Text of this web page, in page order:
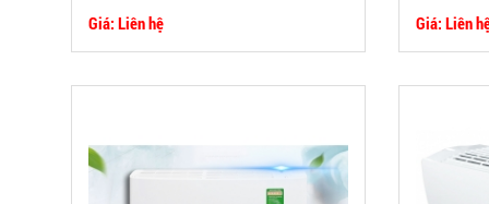
Giá: Liên hệ Giá: Liên